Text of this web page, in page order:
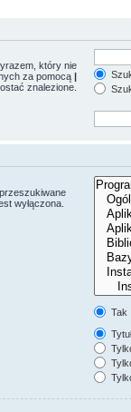
który nie
za pomocą |
znalezione.
wyłączona.
Tak